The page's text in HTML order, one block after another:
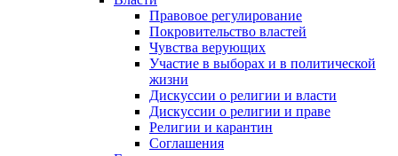
Правовое регулирование
Покровительство властей
Чувства верующих
Участие в выборах и в политической
жизни
Дискуссии о религии и власти
Дискуссии о религии и праве
Религии и карантин
Соглашения